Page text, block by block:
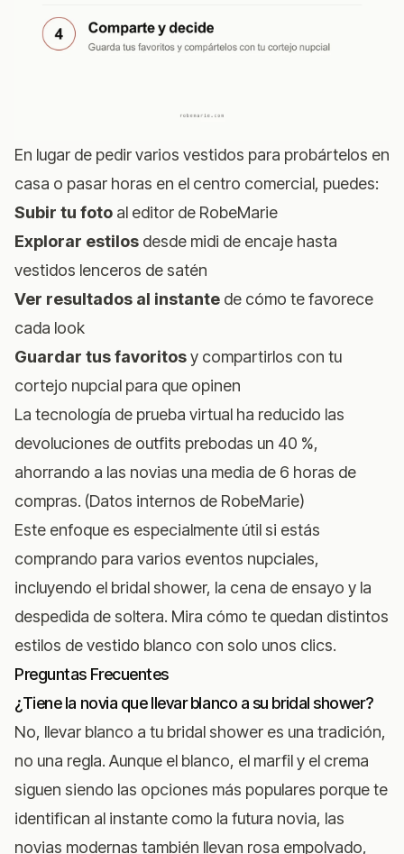
En lugar de pedir varios vestidos para probártelos en
casa o pasar horas en el centro comercial, puedes:
Subir tu foto al editor de RobeMarie
Explorar estilos desde midi de encaje hasta
vestidos lenceros de satén
Ver resultados al instante de cómo te favorece
cada look
Guardar tus favoritosy compartirlos con tu
cortejo nupcial para que opinen
La tecnología de prueba virtual ha reducido las
devoluciones de outfits prebodas un 40 %,
ahorrando a las novias una media de 6 horas de
compras. (Datos internos de RobeMarie)
Este enfoque es especialmente útil si estás
comprando para varios eventos nupciales,
incluyendo el bridal shower, la cena de ensayo y la
despedida de soltera. Mira cómo te quedan distintos
estilos de vestido blanco con solo unos clics.
Preguntas Frecuentes
¿Tiene la novia que llevar blanco a su bridal shower?
No, llevar blanco a tu bridal shower es una tradición,
no una regla. Aunque el blanco, el marfil y el crema
siguen siendo las opciones más populares porque te
identifican al instante como la futura novia, las
novias modernas también llevan rosa empolvado,